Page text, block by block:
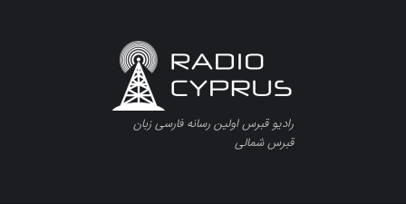
رادیو قبرس اولین رسانه فارسی زبان
قبرس شمالی